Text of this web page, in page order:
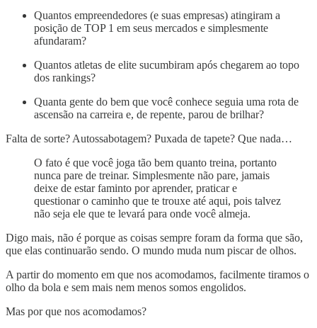
Quantos empreendedores (e suas empresas) atingiram a
posição de TOP 1 em seus mercados e simplesmente
afundaram?
Quantos atletas de elite sucumbiram após chegarem ao topo
dos rankings?
Quanta gente do bem que você conhece seguia uma rota de
ascensão na carreira e, de repente, parou de brilhar?
Falta de sorte? Autossabotagem? Puxada de tapete? Que nada…
O fato é que você joga tão bem quanto treina, portanto
nunca pare de treinar. Simplesmente não pare, jamais
deixe de estar faminto por aprender, praticar e
questionar o caminho que te trouxe até aqui, pois talvez
não seja ele que te levará para onde você almeja.
Digo mais, não é porque as coisas sempre foram da forma que são,
que elas continuarão sendo. O mundo muda num piscar de olhos.
A partir do momento em que nos acomodamos, facilmente tiramos o
olho da bola e sem mais nem menos somos engolidos.
Mas por que nos acomodamos?